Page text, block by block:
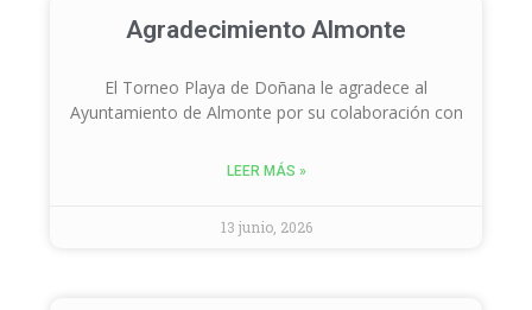
Agradecimiento Almonte
El Torneo Playa de Doñana le agradece al
Ayuntamiento de Almonte por su colaboración con
LEER MÁS »
13 junio, 2026